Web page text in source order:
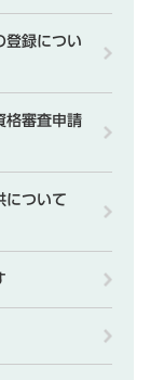
録につい
格審査申請
について